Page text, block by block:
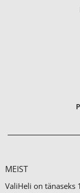
MEIST
ValiHeli on tänaseks